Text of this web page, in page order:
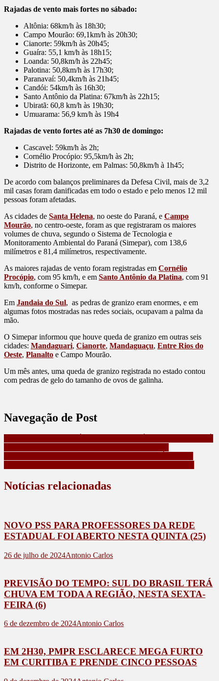
Rajadas de vento mais fortes no sábado:
Altônia: 68km/h às 18h30;
Campo Mourão: 69,1km/h às 20h30;
Cianorte: 59km/h às 20h45;
Guaíra: 55,1 km/h às 18h15;
Loanda: 50,8km/h às 22h45;
Palotina: 50,8km/h às 17h30;
Paranavaí: 50,4km/h às 21h45;
Candói: 54km/h às 16h30;
Santo Antônio da Platina: 67km/h às 22h15;
Ubiratã: 60,8 km/h às 19h30;
Umuarama: 56,9 km/h às 19h4
Rajadas de vento fortes até as 7h30 de domingo:
Cascavel: 59km/h às 2h;
Cornélio Procópio: 95,5km/h às 2h;
Distrito de Horizonte, em Palmas: 50,8km/h à 1h45;
De acordo com balanços preliminares da Defesa Civil, mais de 3,2
mil casas foram danificadas em todo o estado e pelo menos 12 mil
pessoas foram afetadas.
As cidades de Santa Helena, no oeste do Paraná, e Campo
Mourão, no centro-oeste, foram as que registraram os maiores
volumes de chuva, segundo o Sistema de Tecnologia e
Monitoramento Ambiental do Paraná (Simepar), com 138,6
milímetros e 81,4 milímetros, respectivamente.
As maiores rajadas de vento foram registradas em Cornélio
Procópio, com 95 km/h, e em Santo Antônio da Platina, com 91
km/h, conforme o Simepar.
Em Jandaia do Sul, as pedras de granizo eram enormes, e em
algumas fotos mostradas nas redes sociais, ocupavam a palma da
mão.
O Simepar informou que houve queda de granizo em outras seis
cidades: Mandaguari, Cianorte, Mandaguaçu, Entre Rios do
Oeste, Planalto e Campo Mourão.
Um mês antes, uma queda de granizo registrada no estado contou
com pedras de gelo do tamanho de ovos de galinha.
Navegação de Post
Notícias relacionadas
NOVO PSS PARA PROFESSORES DA REDE
ESTADUAL FOI ABERTO NESTA QUINTA (25)
26 de julho de 2024Antonio Carlos
PREVISÃO DO TEMPO: SUL DO BRASIL TERÁ
CHUVA EM TODA A REGIÃO, NESTA SEXTA-
FEIRA (6)
6 de dezembro de 2024Antonio Carlos
EM 2H30, PMPR ESCLARECE MEGA FURTO
EM CURITIBA E PRENDE CINCO PESSOAS